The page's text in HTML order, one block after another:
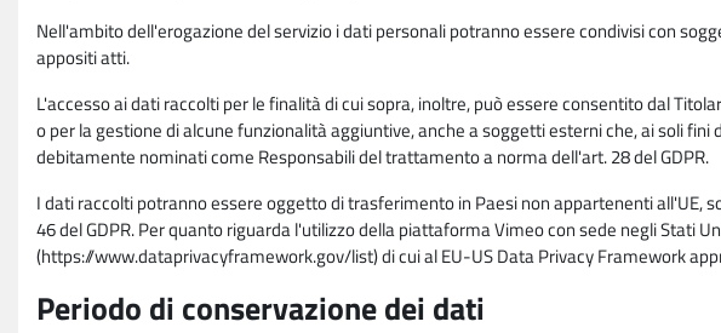
Nell'ambito dell'erogazione del servizio i dati personali potranno essere condivisi con
appositi atti.
L'accesso ai dati raccolti per le finalità di cui sopra, inoltre, può essere consentito dal
o per la gestione di alcune funzionalità aggiuntive, anche a soggetti esterni che, ai soli
debitamente nominati come Responsabili del trattamento a norma dell'art. 28 del GDPR.
I dati raccolti potranno essere oggetto di trasferimento in Paesi non appartenenti all'UE,
46 del GDPR. Per quanto riguarda l'utilizzo della piattaforma Vimeo con sede negli Stati
(https://www.dataprivacyframework.gov/list) di cui al EU-US Data Privacy Framework
Periodo di conservazione dei dati